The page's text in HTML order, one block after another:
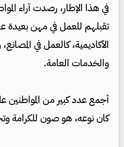
في هذا الإطار، رصدت آراء
تقبلهم للعمل في مهن
الأكاديمية، كالعمل في
والخدمات العامة.
أجمع عدد كبير من المواطنين
كان نوعه، هو صون للكرامة